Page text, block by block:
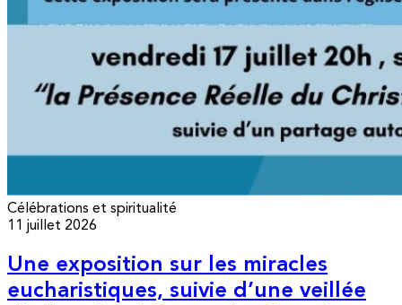
Célébrations et spiritualité
11 juillet 2026
Une exposition sur les miracles
eucharistiques, suivie d’une veillée